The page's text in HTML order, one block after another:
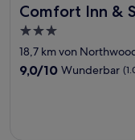
Comfort Inn &
Comfort Inn &
3.0-
Sterne-
Unterkunft
18,7 km von
9.0
9,0/10 Wunderbar